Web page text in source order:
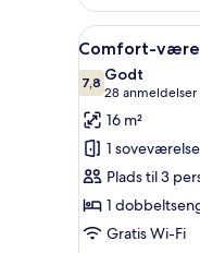
dobbeltværelse
1
queensize-
seng
Indlæs
alle
billeder
af
Comfort-
værelse
til
3
personer
8
Comfort-
7,87,8 ud af 10
Godt
28 anmeldelser
(28
anmeldelser)
16 m²
1 soveværelse
Plads til 3
1
Gratis Wi-Fi